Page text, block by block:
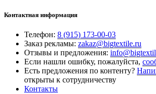
Контактная информация
Телефон: 8 (915) 173-00-03
Заказ рекламы: zakaz@bigtextile.ru
Отзывы и предложения:
Если нашли ошибку, пожалуйста,
Есть предложения по контенту?
открыты к сотрудничеству
Контакты